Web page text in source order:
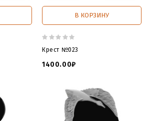
В КОРЗИНУ
Крест №023
1400.00₽